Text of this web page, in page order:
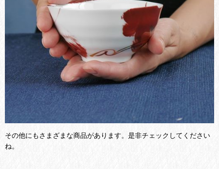
その他にもさまざまな商品があります。是非チェックしてください
ね。